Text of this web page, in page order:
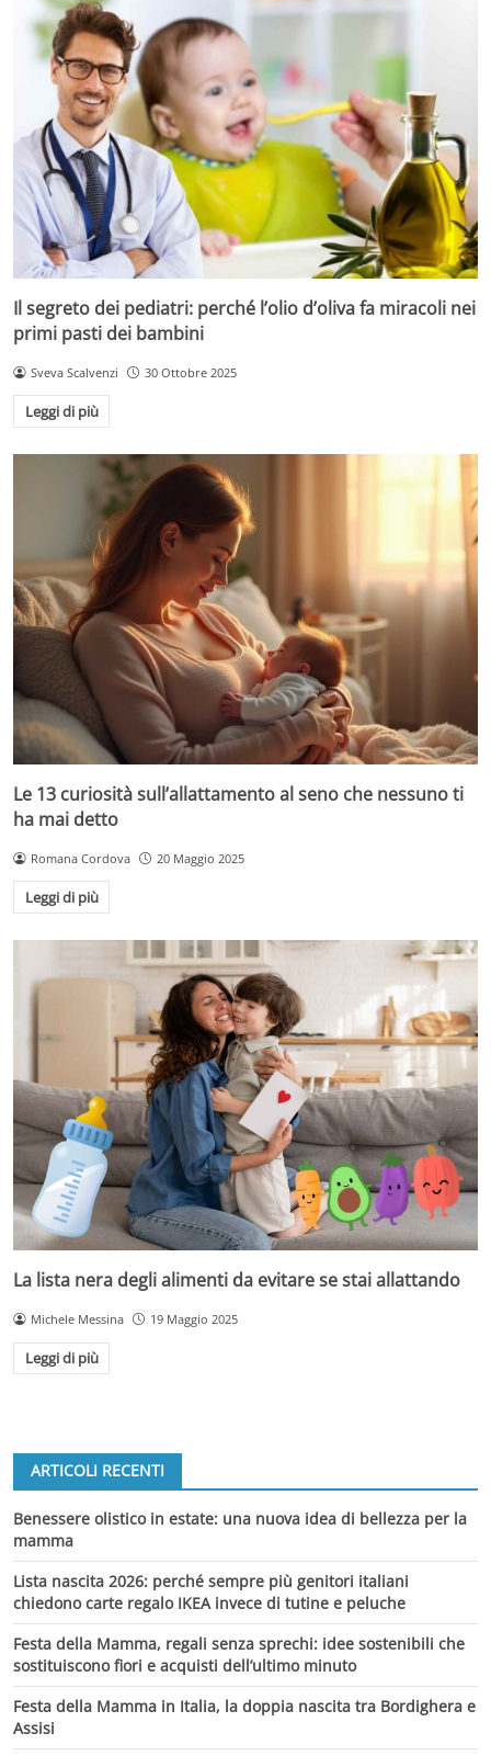
Il segreto dei pediatri: perché l’olio d’oliva fa miracoli nei
primi pasti dei bambini
Sveva Scalvenzi 30 Ottobre 2025
Leggi di più
Le 13 curiosità sull’allattamento al seno che nessuno ti
ha mai detto
Romana Cordova 20 Maggio 2025
Leggi di più
La lista nera degli alimenti da evitare se stai allattando
Michele Messina 19 Maggio 2025
Leggi di più
ARTICOLI RECENTI
Benessere olistico in estate: una nuova idea di bellezza per la
mamma
Lista nascita 2026: perché sempre più genitori italiani
chiedono carte regalo IKEA invece di tutine e peluche
Festa della Mamma, regali senza sprechi: idee sostenibili che
sostituiscono fiori e acquisti dell’ultimo minuto
Festa della Mamma in Italia, la doppia nascita tra Bordighera e
Assisi